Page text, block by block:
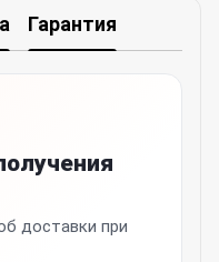
Гарантия
доставки при